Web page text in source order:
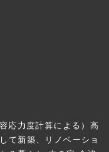
応力度計算による）高
て新築、リノベーショ